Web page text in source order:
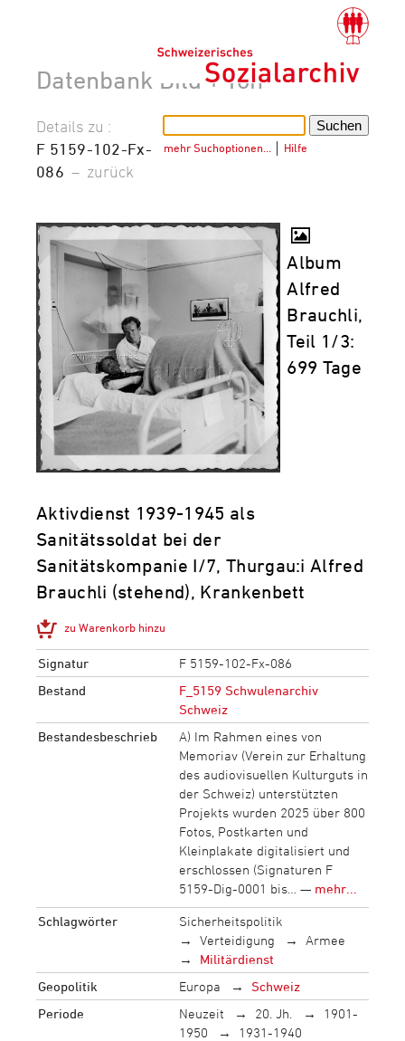
Datenbank Bild + Ton
mehr Suchoptionen… Hilfe
Details zu :
F 5159-102-Fx-
086 – zurück
Album
Alfred
Brauchli,
Teil 1/3:
699 Tage
Aktivdienst 1939-1945 als
Sanitätssoldat bei der
Sanitätskompanie I/​7, Thurgau:i Alfred
Brauchli (stehend), Krankenbett
zu Warenkorb hinzu
Signatur
F 5159-102-Fx-086
Bestand
F_5159 Schwulenarchiv
Schweiz
Bestandesbeschrieb
A) Im Rahmen eines von
Memoriav (Verein zur Erhaltung
des audiovisuellen Kulturguts in
der Schweiz) unterstützten
Projekts wurden 2025 über 800
Fotos, Postkarten und
Kleinplakate digitalisiert und
erschlossen (Signaturen F
5159-Dig-0001 bis… — mehr...
Schlagwörter
Sicherheitspolitik
Verteidigung
Armee
Militärdienst
Geopolitik
Europa
Schweiz
Periode
Neuzeit 20. Jh.
1901-
1950
1931-1940